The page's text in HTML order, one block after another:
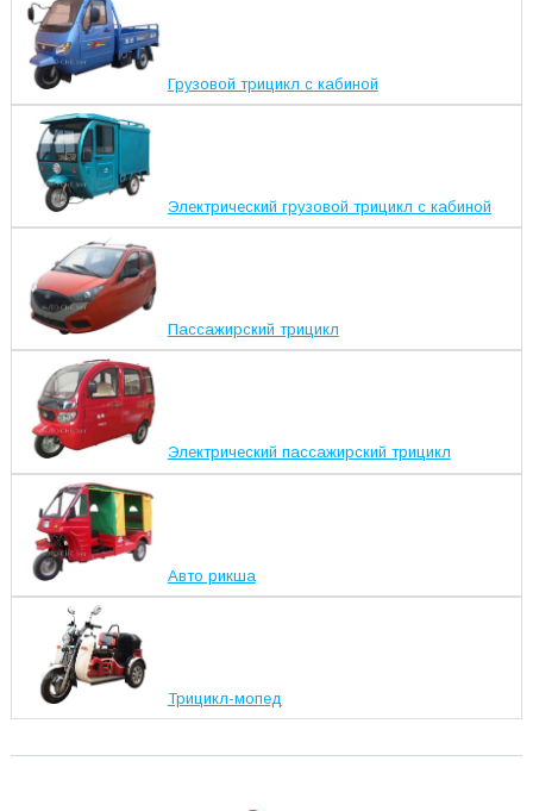
Грузовой трицикл с кабиной
Электрический грузовой трицикл с кабиной
Пассажирский трицикл
Электрический пассажирский трицикл
Авто рикша
Трицикл-мопед